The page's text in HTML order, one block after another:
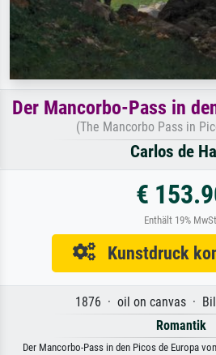
Der Mancorbo-Pass in
(The Mancorbo Pass in
Carlos de
€
Enthält 19%
Kunstdruck
1876 · oil on canvas ·
Romantik
Der Mancorbo-Pass in den Picos de Europa